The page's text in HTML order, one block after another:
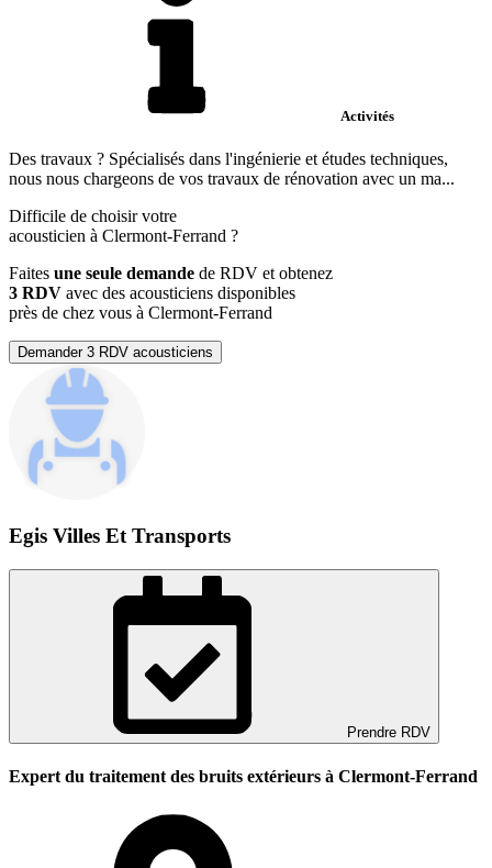
Activités
Des travaux ? Spécialisés dans l'ingénierie et études techniques,
nous nous chargeons de vos travaux de rénovation avec un ma...
Difficile de choisir votre
acousticien à Clermont-Ferrand ?
Faites une seule demande de RDV et obtenez
3 RDV avec des acousticiens disponibles
près de chez vous à Clermont-Ferrand
Demander 3 RDV acousticiens
Egis Villes Et Transports
Prendre RDV
Expert du traitement des bruits extérieurs à Clermont-Ferrand